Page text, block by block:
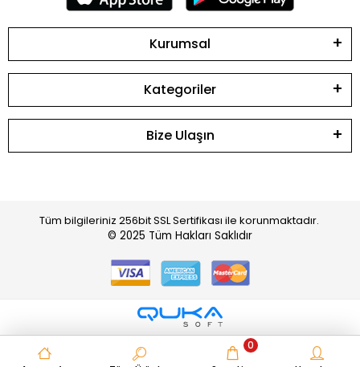
Kurumsal
Kategoriler
Bize Ulaşın
Tüm bilgileriniz 256bit SSL Sertifikası ile korunmaktadır.
© 2025 Tüm Hakları Saklıdır
0